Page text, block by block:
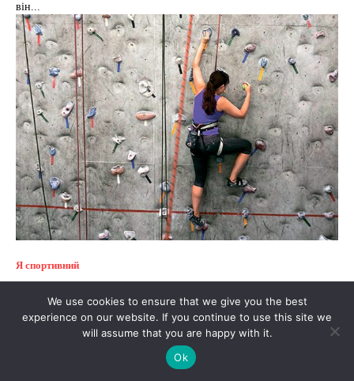
він...
Я спортивний
У Харкові пройшов чемпіонат
зі скелелазіння
17 лютого в Харкові відбувся чемпіонат зі скелелазіння, на...
We use cookies to ensure that we give you the best
experience on our website. If you continue to use this site we
will assume that you are happy with it.
Ok